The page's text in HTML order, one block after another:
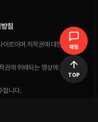
채팅
TOP
침
트이며 저작권에 대한 영상이
권에 위배되는 영상에 송출을
합니다.